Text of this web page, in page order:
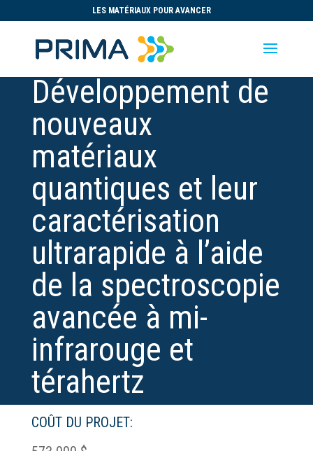
LES MATÉRIAUX POUR AVANCER
Développement de
nouveaux
matériaux
quantiques et leur
caractérisation
ultrarapide à l’aide
de la spectroscopie
avancée à mi-
infrarouge et
térahertz
COÛT DU PROJET: